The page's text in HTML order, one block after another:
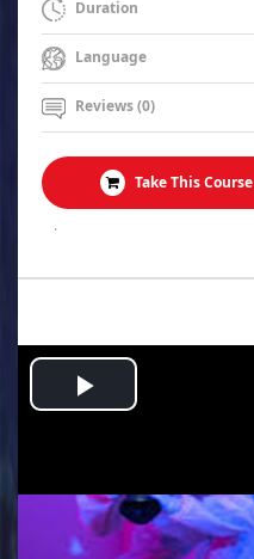
Duration
Language
Reviews (0)
Take This Course
.
Play